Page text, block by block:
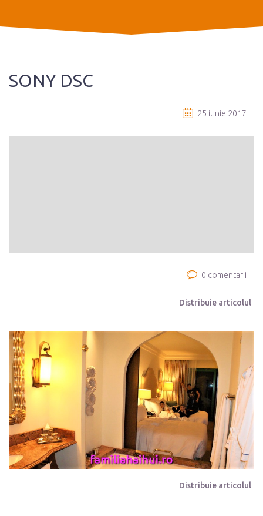
SONY DSC
25 iunie 2017
0 comentarii
Distribuie articolul
Distribuie articolul